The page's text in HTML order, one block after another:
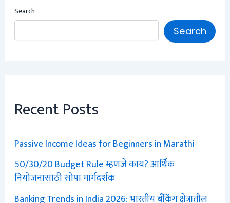
Search
Search
Recent Posts
Passive Income Ideas for Beginners in Marathi
50/30/20 Budget Rule म्हणजे काय? आर्थिक
नियोजनासाठी सोपा मार्गदर्शक
Banking Trends in India 2026: भारतीय बँकिंग क्षेत्रातील